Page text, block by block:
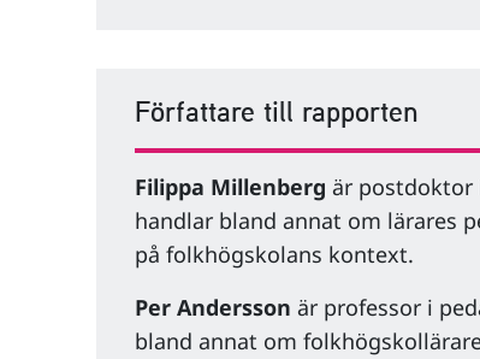
Författare till rapporten
Filippa Millenberg är postdoktor
handlar bland annat om lärares
på folkhögskolans kontext.
Per Andersson är professor i
bland annat om